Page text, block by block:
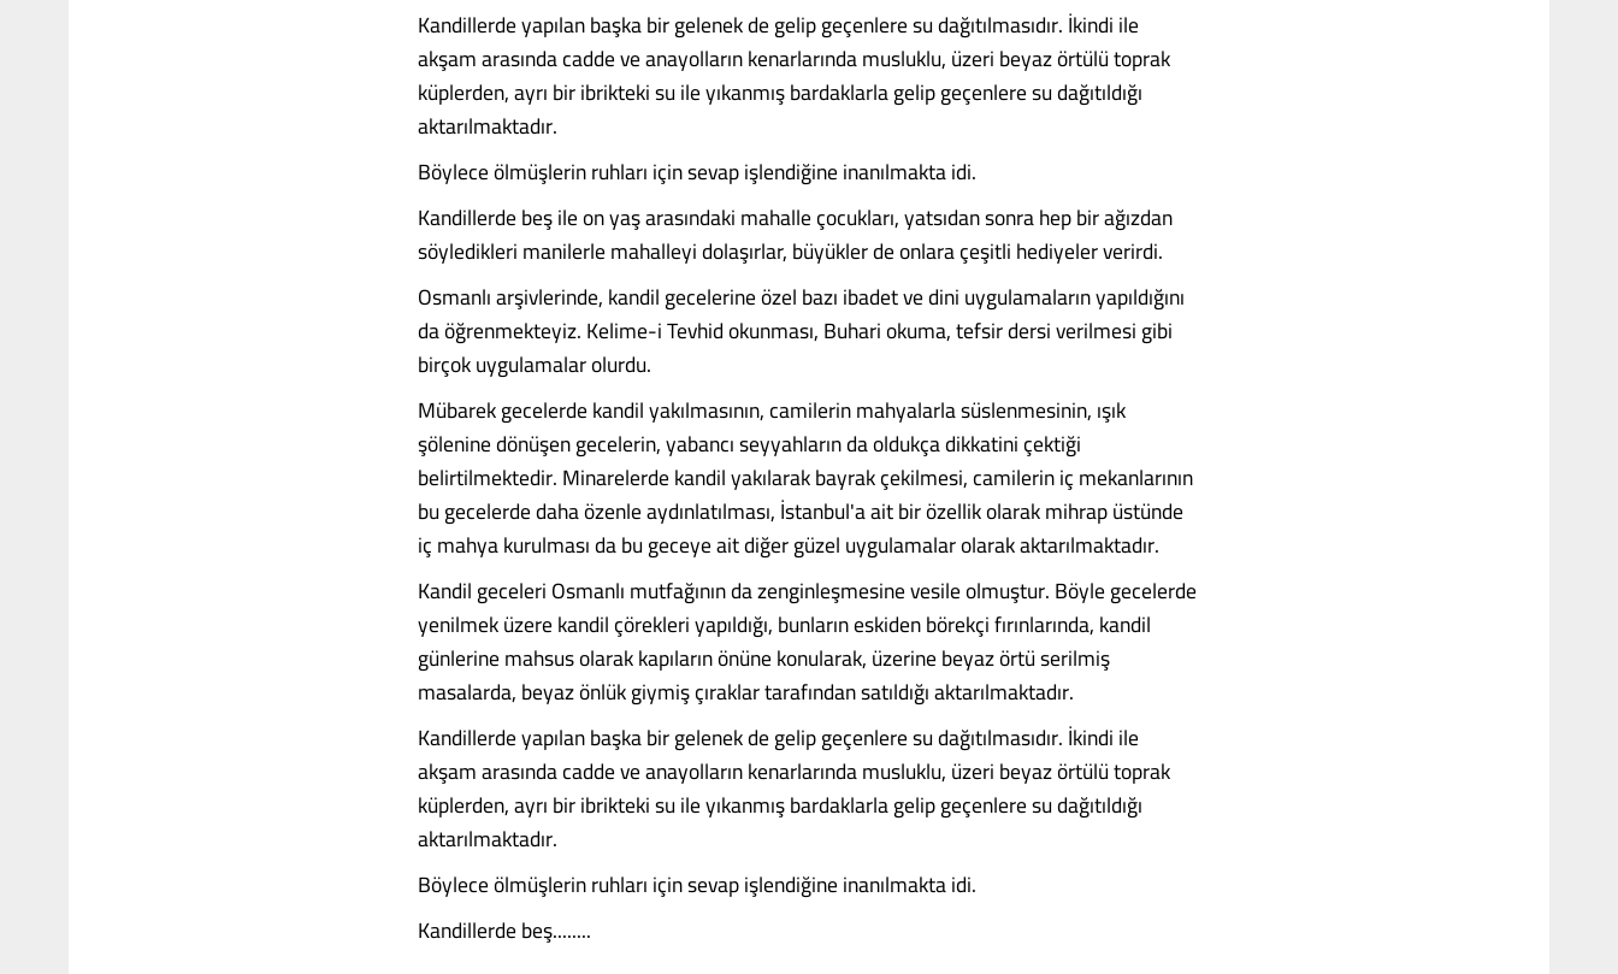
Kandillerde yapılan başka bir gelenek de gelip geçenlere su dağıtılmasıdır. İkindi ile
akşam arasında cadde ve anayolların kenarlarında musluklu, üzeri beyaz örtülü toprak
küplerden, ayrı bir ibrikteki su ile yıkanmış bardaklarla gelip geçenlere su dağıtıldığı
aktarılmaktadır.
Böylece ölmüşlerin ruhları için sevap işlendiğine inanılmakta idi.
Kandillerde beş ile on yaş arasındaki mahalle çocukları, yatsıdan sonra hep bir ağızdan
söyledikleri manilerle mahalleyi dolaşırlar, büyükler de onlara çeşitli hediyeler verirdi.
Osmanlı arşivlerinde, kandil gecelerine özel bazı ibadet ve dini uygulamaların yapıldığını
da öğrenmekteyiz. Kelime-i Tevhid okunması, Buhari okuma, tefsir dersi verilmesi gibi
birçok uygulamalar olurdu.
Mübarek gecelerde kandil yakılmasının, camilerin mahyalarla süslenmesinin, ışık
şölenine dönüşen gecelerin, yabancı seyyahların da oldukça dikkatini çektiği
belirtilmektedir. Minarelerde kandil yakılarak bayrak çekilmesi, camilerin iç mekanlarının
bu gecelerde daha özenle aydınlatılması, İstanbul'a ait bir özellik olarak mihrap üstünde
iç mahya kurulması da bu geceye ait diğer güzel uygulamalar olarak aktarılmaktadır.
Kandil geceleri Osmanlı mutfağının da zenginleşmesine vesile olmuştur. Böyle gecelerde
yenilmek üzere kandil çörekleri yapıldığı, bunların eskiden börekçi fırınlarında, kandil
günlerine mahsus olarak kapıların önüne konularak, üzerine beyaz örtü serilmiş
masalarda, beyaz önlük giymiş çıraklar tarafından satıldığı aktarılmaktadır.
Kandillerde yapılan başka bir gelenek de gelip geçenlere su dağıtılmasıdır. İkindi ile
akşam arasında cadde ve anayolların kenarlarında musluklu, üzeri beyaz örtülü toprak
küplerden, ayrı bir ibrikteki su ile yıkanmış bardaklarla gelip geçenlere su dağıtıldığı
aktarılmaktadır.
Böylece ölmüşlerin ruhları için sevap işlendiğine inanılmakta idi.
Kandillerde beş........